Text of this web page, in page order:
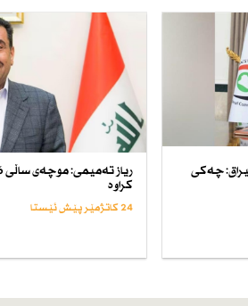
چەكی
كراوە
24 کاتژمێر پێش ئێستا